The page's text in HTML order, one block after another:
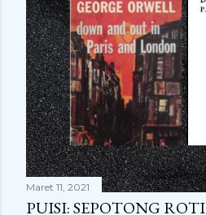
Maret 11, 2021
PUISI: SEPOTONG ROTI